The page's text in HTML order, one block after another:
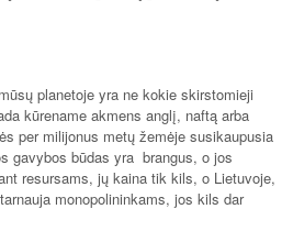
planetoje yra ne kokie skirstomieji
kūrename akmens anglį, naftą arba
per milijonus metų žemėje susikaupusia
gavybos būdas yra brangus, o jos
resursams, jų kaina tik kils, o Lietuvoje,
monopolininkams, jos kils dar